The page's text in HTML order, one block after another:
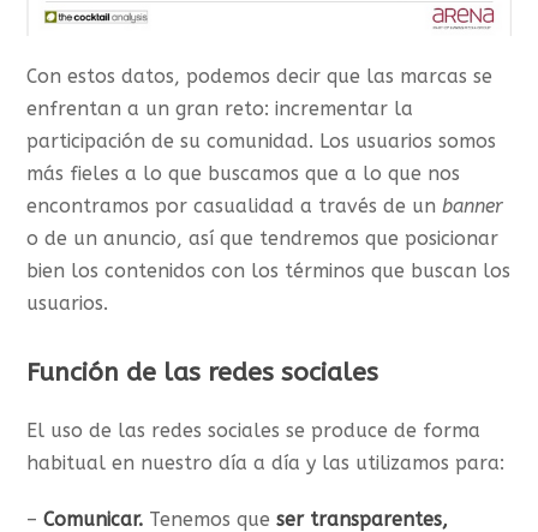
Con estos datos, podemos decir que las marcas se
enfrentan a un gran reto: incrementar la
participación de su comunidad. Los usuarios somos
más fieles a lo que buscamos que a lo que nos
encontramos por casualidad a través de unbanner
o de un anuncio, así que tendremos que posicionar
bien los contenidos con los términos que buscan los
usuarios.
Función de las redes sociales
El uso de las redes sociales se produce de forma
habitual en nuestro día a día y las utilizamos para:
–Comunicar. Tenemos queser transparentes,